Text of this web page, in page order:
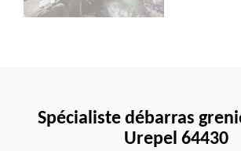
Spécialiste débarras
Urepel 64430